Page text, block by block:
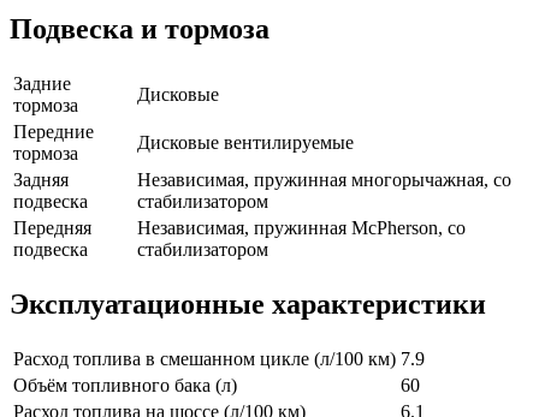
Подвеска и тормоза
Задние
тормоза
Дисковые
Передние
тормоза
Дисковые вентилируемые
Задняя
подвеска
Независимая, пружинная многорычажная, со
стабилизатором
Передняя
подвеска
Независимая, пружинная McPherson, со
стабилизатором
Эксплуатационные характеристики
Расход топлива в смешанном цикле (л/100 км) 7.9
Объём топливного бака (л)
60
Расход топлива на шоссе (л/100 км)
6.1